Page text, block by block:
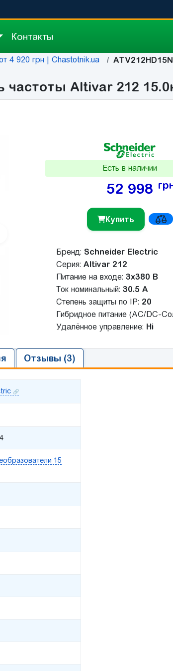
Контакты
4 920 грн | Chastotnik.ua
частоты Altivar 212
Есть в наличии
52 998
Купить
Бренд: Schneider Electric
Серия:Altivar 212
Питание на входе:3x380 В
Ток номинальный:30.5 A
Степень защиты по IP: 20
Гибридное питание (AC/DC-
Удалённое управление: Ні
Отзывы (3)
15